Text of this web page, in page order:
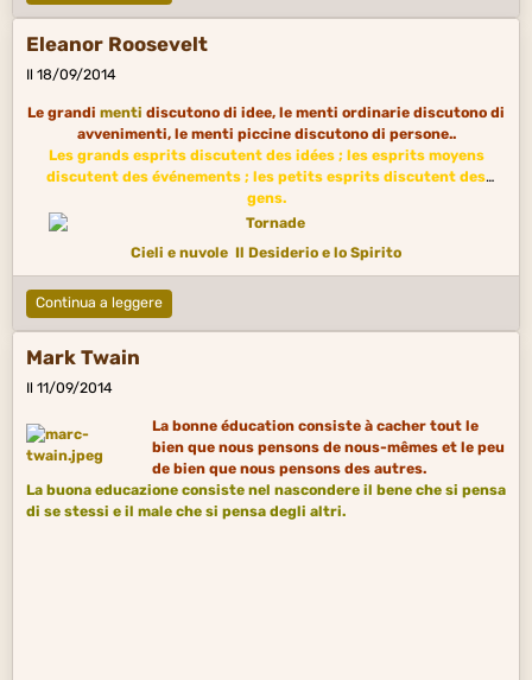
Eleanor Roosevelt
Il 18/09/2014
Le grandi menti discutono di idee, le menti ordinarie discutono di
avvenimenti, le menti piccine discutono di persone..
Les grands esprits discutent des idées ; les esprits moyens
discutent des événements ; les petits esprits discutent des
gens.
Cieli e nuvole Il Desiderio e lo Spirito
Continua a leggere
Mark Twain
Il 11/09/2014
La bonne éducation consisteà cacher tout le
bien que nous pensons de nous-mêmes et le peu
de bien que nous pensons des autres.
La buona educazione consiste nel nascondere il bene che si pensa
di se stessi e il male che si pensa degli altri.